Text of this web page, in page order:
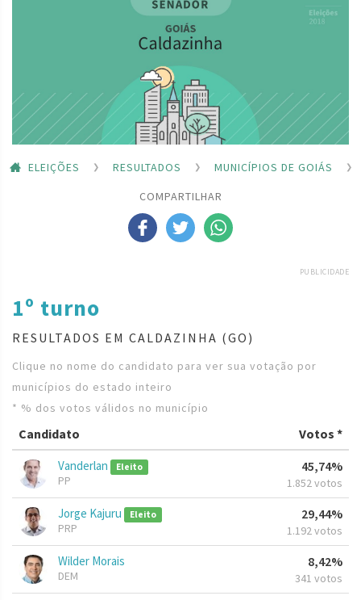
ELEIÇÕES RESULTADOS
MUNICÍPIOS DE GOIÁS
COMPARTILHAR
PUBLICIDADE
1º turno
RESULTADOS EM CALDAZINHA (GO)
Clique no nome do candidato para ver sua votação por
municípios do estado inteiro
* % dos votos válidos no município
Candidato Votos *
Vanderlan Eleito
PP
45,74%
1.852 votos
Jorge Kajuru Eleito
PRP
29,44%
1.192 votos
Wilder Morais
DEM
8,42%
341 votos